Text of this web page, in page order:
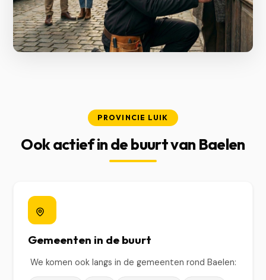
PROVINCIE LUIK
Ook actief in de buurt van Baelen
Gemeenten in de buurt
We komen ook langs in de gemeenten rond Baelen: